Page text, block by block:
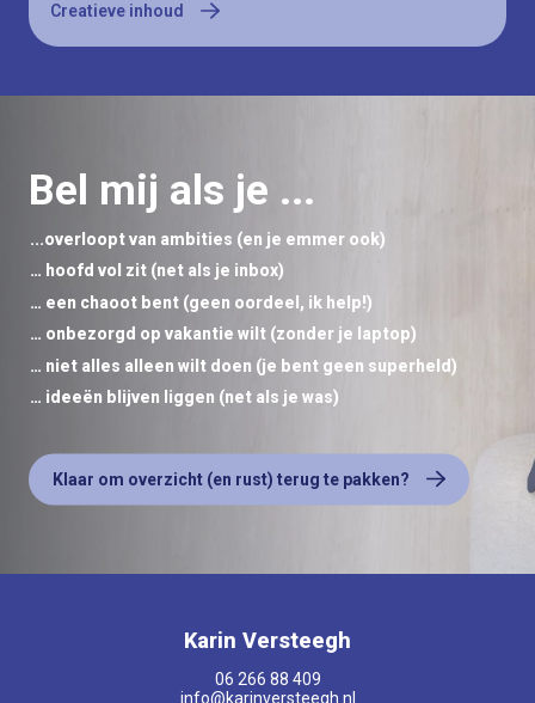
Creatieve inhoud
Bel mij als je ...
...overloopt van ambities (en je emmer ook)
… hoofd vol zit (net als je inbox)
… een chaoot bent (geen oordeel, ik help!)
… onbezorgd op vakantie wilt (zonder je laptop)
… niet alles alleen wilt doen (je bent geen superheld)
… ideeën blijven liggen (net als je was)
Klaar om overzicht (en rust) terug te pakken?
Karin Versteegh
06 266 88 409
info@karinversteegh.nl